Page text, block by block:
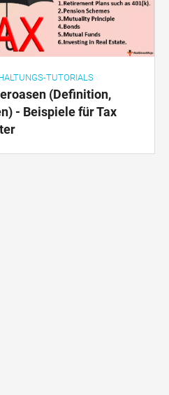
TUTORIALS
(Definition,
- Beispiele für Tax